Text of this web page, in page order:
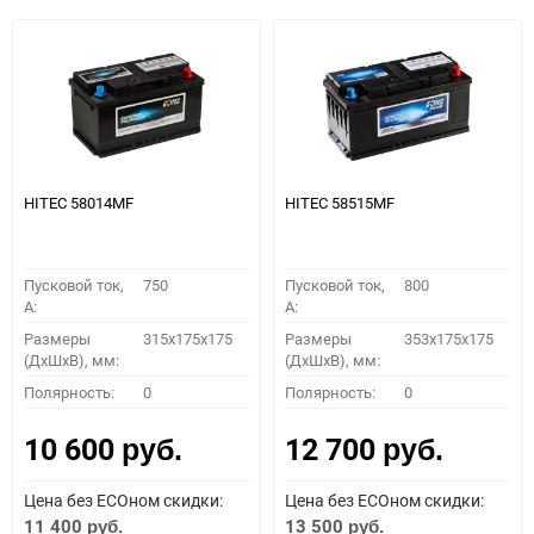
HITEC 58014MF
Пусковой ток,
A:
750
Размеры
(ДхШхВ), мм:
315x175x175
Полярность: 0
10 600 руб.
Цена без ECOном скидки:
11 400 руб.
HITEC 58515MF
Пусковой ток,
A:
800
Размеры
(ДхШхВ), мм:
353x175x175
Полярность: 0
12 700 руб.
Цена без ECOном скидки:
13 500 руб.